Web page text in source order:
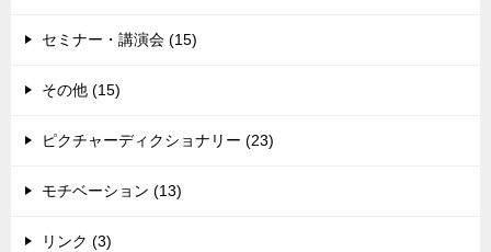
セミナー・講演会 (15)
その他 (15)
ピクチャーディクショナリー (23)
モチベーション (13)
リンク (3)